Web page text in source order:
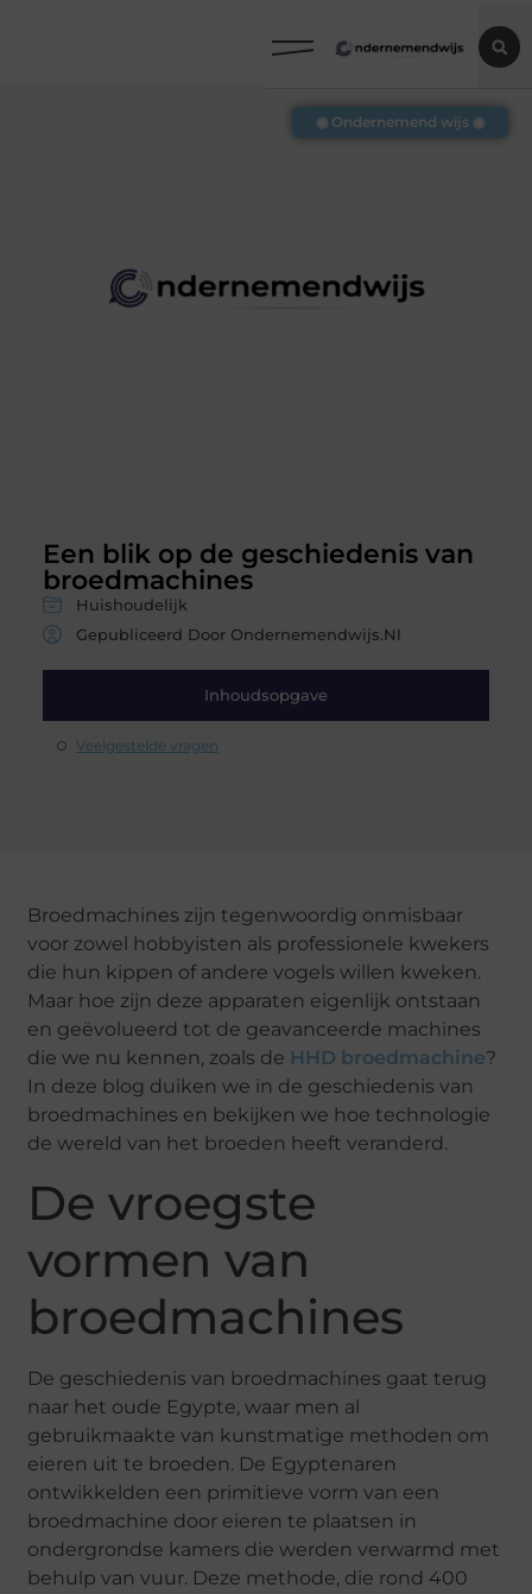
Een blik op de geschiedenis van
broedmachines
Huishoudelijk
Gepubliceerd Door Ondernemendwijs.nl
Inhoudsopgave
Veelgestelde vragen
◉ Ondernemend wijs ◉
Broedmachines zijn tegenwoordig onmisbaar
voor zowel hobbyisten als professionele kwekers
die hun kippen of andere vogels willen kweken.
Maar hoe zijn deze apparaten eigenlijk ontstaan
en geëvolueerd tot de geavanceerde machines
die we nu kennen, zoals de HHD broedmachine?
In deze blog duiken we in de geschiedenis van
broedmachines en bekijken we hoe technologie
de wereld van het broeden heeft veranderd.
De vroegste
vormen van
broedmachines
De geschiedenis van broedmachines gaat terug
naar het oude Egypte, waar men al
gebruikmaakte van kunstmatige methoden om
eieren uit te broeden. De Egyptenaren
ontwikkelden een primitieve vorm van een
broedmachine door eieren te plaatsen in
ondergrondse kamers die werden verwarmd met
behulp van vuur. Deze methode, die rond 400